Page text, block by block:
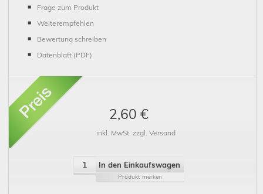
Frage zum Produkt
Weiterempfehlen
Bewertung schreiben
Datenblatt (PDF)
2,60 €
inkl. MwSt. zzgl. Versand
In den Einkaufswagen
Produkt merken